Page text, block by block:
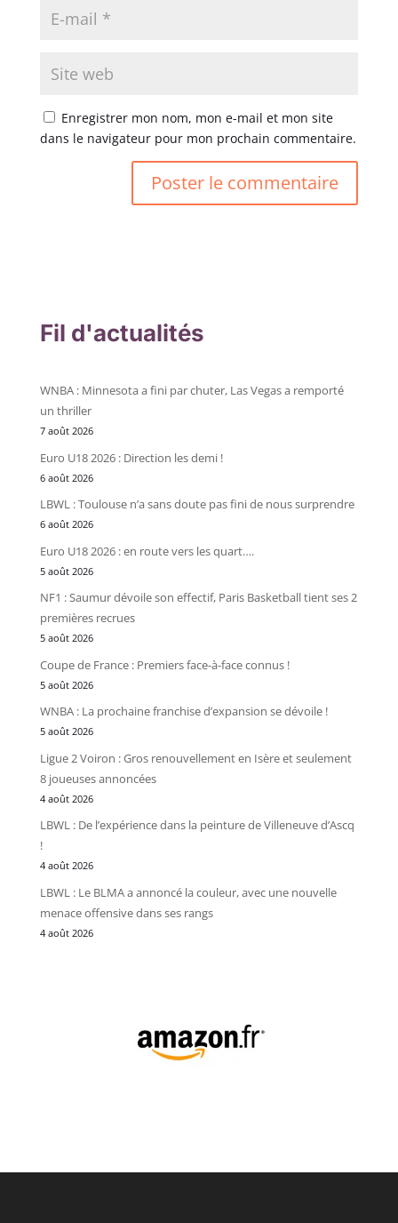
Enregistrer mon nom, mon e-mail et mon site
dans le navigateur pour mon prochain commentaire.
Fil d'actualités
WNBA : Minnesota a fini par chuter, Las Vegas a remporté
un thriller
7 août 2026
Euro U18 2026 : Direction les demi !
6 août 2026
LBWL : Toulouse n’a sans doute pas fini de nous surprendre
6 août 2026
Euro U18 2026 : en route vers les quart….
5 août 2026
NF1 : Saumur dévoile son effectif, Paris Basketball tient ses 2
premières recrues
5 août 2026
Coupe de France : Premiers face-à-face connus !
5 août 2026
WNBA : La prochaine franchise d’expansion se dévoile !
5 août 2026
Ligue 2 Voiron : Gros renouvellement en Isère et seulement
8 joueuses annoncées
4 août 2026
LBWL : De l’expérience dans la peinture de Villeneuve d’Ascq
!
4 août 2026
LBWL : Le BLMA a annoncé la couleur, avec une nouvelle
menace offensive dans ses rangs
4 août 2026